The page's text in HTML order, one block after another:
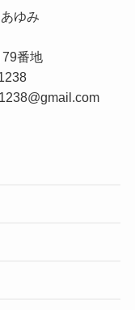
ゆみ
番地